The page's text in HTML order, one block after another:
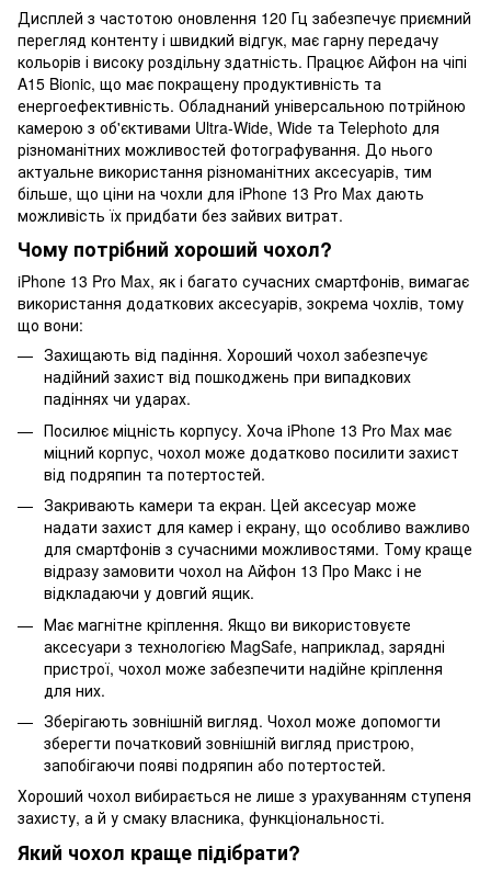
Дисплей з частотою оновлення 120 Гц забезпечує приємний
перегляд контенту і швидкий відгук, має гарну передачу
кольорів і високу роздільну здатність. Працює Айфон на чіпі
A15 Bionic, що має покращену продуктивність та
енергоефективність. Обладнаний універсальною потрійною
камерою з об'єктивами Ultra-Wide, Wide та Telephoto для
різноманітних можливостей фотографування. До нього
актуальне використання різноманітних аксесуарів, тим
більше, що ціни на чохли для iPhone 13 Pro Max дають
можливість їх придбати без зайвих витрат.
Чому потрібний хороший чохол?
iPhone 13 Pro Max, як і багато сучасних смартфонів, вимагає
використання додаткових аксесуарів, зокрема чохлів, тому
що вони:
Захищають від падіння. Хороший чохол забезпечує
надійний захист від пошкоджень при випадкових
падіннях чи ударах.
Посилює міцність корпусу. Хоча iPhone 13 Pro Max має
міцний корпус, чохол може додатково посилити захист
від подряпин та потертостей.
Закривають камери та екран. Цей аксесуар може
надати захист для камер і екрану, що особливо важливо
для смартфонів з сучасними можливостями. Тому краще
відразу замовити чохол на Айфон 13 Про Макс і не
відкладаючи у довгий ящик.
Має магнітне кріплення. Якщо ви використовуєте
аксесуари з технологією MagSafe, наприклад, зарядні
пристрої, чохол може забезпечити надійне кріплення
для них.
Зберігають зовнішній вигляд. Чохол може допомогти
зберегти початковий зовнішній вигляд пристрою,
запобігаючи появі подряпин або потертостей.
Хороший чохол вибирається не лише з урахуванням ступеня
захисту, а й у смаку власника, функціональності.
Який чохол краще підібрати?